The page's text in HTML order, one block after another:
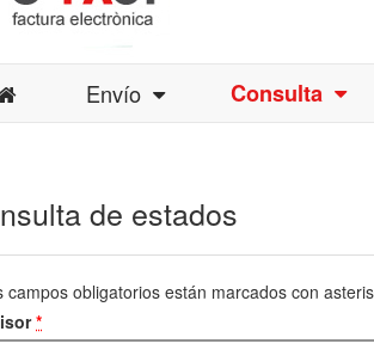
Envío Consulta
de estados
campos obligatorios están marcados con
*